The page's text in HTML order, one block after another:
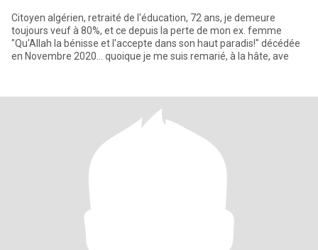
Citoyen algérien, retraité de l'éducation, 72 ans, je demeure
toujours veuf à 80%, et ce depuis la perte de mon ex. femme
"Qu'Allah la bénisse et l'accepte dans son haut paradis!" décédée
en Novembre 2020... quoique je me suis remarié, à la hâte, ave